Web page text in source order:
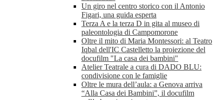
Un giro nel centro storico con il Antonio
Figari, una guida esperta
Terza A e la terza D in gita al museo di
paleontologia di Campomorone
Oltre il mito di Maria Montessori: al Teatro
Iqbal dell'IC Castelletto la proiezione del
docufilm "La casa dei bambini"
Atelier Teatrale a cura di DADO BLU:
condivisione con le famiglie
Oltre le mura dell’aula: a Genova arriva
“Alla Casa dei Bambini”, il docufilm